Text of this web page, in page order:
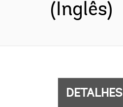
(Inglês)
DETALHES